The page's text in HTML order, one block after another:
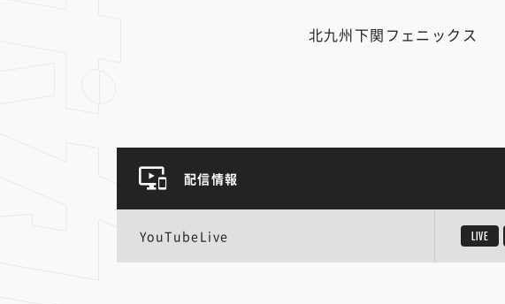
北九州下関フェニックス
配信情報
YouTubeLive LIVE